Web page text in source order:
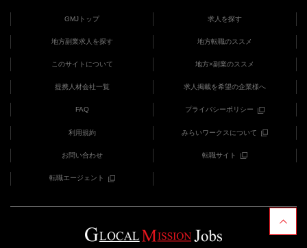
GMJトップ 求人を探す
地方副業求人を探す 地方転職のススメ
このサイトについて 地方×副業のススメ
提携人材会社一覧 求人掲載を希望の企業様へ
FAQ プライバシーポリシー
利用規約 みらいワークスについて
お問い合わせ 転職サイト
転職エージェント